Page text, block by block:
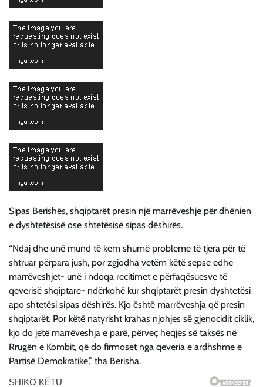
Sipas Berishës, shqiptarët presin një marrëveshje për dhënien
e dyshtetësisë ose shtetësisë sipas dëshirës.
“Ndaj dhe unë mund të kem shumë probleme të tjera për të
shtruar përpara jush, por zgjodha vetëm këtë sepse edhe
marrëveshjet- unë i ndoqa recitimet e përfaqësuesve të
qeverisë shqiptare- ndërkohë kur shqiptarët presin dyshtetësi
apo shtetësi sipas dëshirës. Kjo është marrëveshja që presin
shqiptarët. Por këtë natyrisht krahas njohjes së gjenocidit ciklik,
kjo do jetë marrëveshja e parë, përveç heqjes së taksës në
Rrugën e Kombit, që do firmoset nga qeveria e ardhshme e
Partisë Demokratike,” tha Berisha.